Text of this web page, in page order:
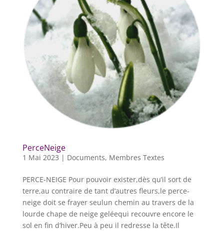
PerceNeige
1 Mai 2023 | Documents, Membres Textes
PERCE-NEIGE Pour pouvoir exister,dès qu’il sort de
terre,au contraire de tant d’autres fleurs,le perce-
neige doit se frayer seulun chemin au travers de la
lourde chape de neige geléequi recouvre encore le
sol en fin d’hiver.Peu à peu il redresse la tête.Il